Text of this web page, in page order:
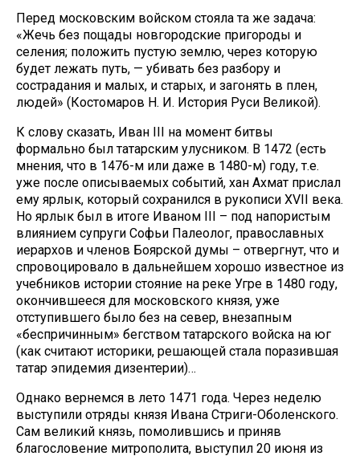
Перед московским войском стояла та же задача:
«Жечь без пощады новгородские пригороды и
селения; положить пустую землю, через которую
будет лежать путь, — убивать без разбору и
сострадания и малых, и старых, и загонять в плен,
людей» (Костомаров Н. И. История Руси Великой).
К слову сказать, Иван III на момент битвы
формально был татарским улусником. В 1472 (есть
мнения, что в 1476-м или даже в 1480-м) году, т.е.
уже после описываемых событий, хан Ахмат прислал
ему ярлык, который сохранился в рукописи XVII века.
Но ярлык был в итоге Иваном III – под напористым
влиянием супруги Софьи Палеолог, православных
иерархов и членов Боярской думы – отвергнут, что и
спровоцировало в дальнейшем хорошо известное из
учебников истории стояние на реке Угре в 1480 году,
окончившееся для московского князя, уже
отступившего было без на север, внезапным
«беспричинным» бегством татарского войска на юг
(как считают историки, решающей стала поразившая
татар эпидемия дизентерии)…
Однако вернемся в лето 1471 года. Через неделю
выступили отряды князя Ивана Стриги-Оболенского.
Сам великий князь, помолившись и приняв
благословение митрополита, выступил 20 июня из